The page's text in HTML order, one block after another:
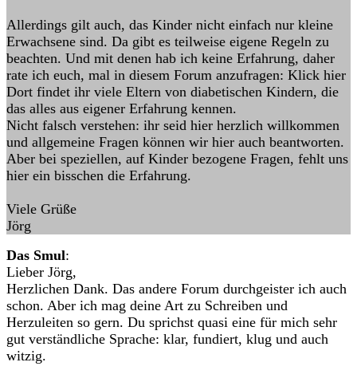
Allerdings gilt auch, das Kinder nicht einfach nur kleine
Erwachsene sind. Da gibt es teilweise eigene Regeln zu
beachten. Und mit denen hab ich keine Erfahrung, daher
rate ich euch, mal in diesem Forum anzufragen: Klick hier
Dort findet ihr viele Eltern von diabetischen Kindern, die
das alles aus eigener Erfahrung kennen.
Nicht falsch verstehen: ihr seid hier herzlich willkommen
und allgemeine Fragen können wir hier auch beantworten.
Aber bei speziellen, auf Kinder bezogene Fragen, fehlt uns
hier ein bisschen die Erfahrung.
Viele Grüße
Jörg
Das Smul:
Lieber Jörg,
Herzlichen Dank. Das andere Forum durchgeister ich auch
schon. Aber ich mag deine Art zu Schreiben und
Herzuleiten so gern. Du sprichst quasi eine für mich sehr
gut verständliche Sprache: klar, fundiert, klug und auch
witzig.